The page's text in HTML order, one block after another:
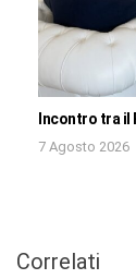
Incontro tra il
7 Agosto 2026
Correlati